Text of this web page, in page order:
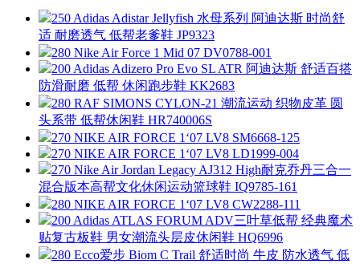
250 Adidas Adistar Jellyfish 水母系列 阿迪达斯 时尚舒
适 耐磨透气 低帮老爹鞋 JP9323
280 Nike Air Force 1 Mid 07 DV0788-001
200 Adidas Adizero Pro Evo SL ATR 阿迪达斯 舒适百搭
防滑耐磨 低帮 休闲跑步鞋 KK2683
280 RAF SIMONS CYLON-21 潮流运动 织物皮革 圆
头系带 低帮休闲鞋 HR740006S
270 NIKE AIR FORCE 1‘07 LV8 SM6668-125
270 NIKE AIR FORCE 1‘07 LV8 LD1999-004
270 Nike Air Jordan Legacy AJ312 High耐克乔丹三合一
混合版本高帮文化休闲运动篮球鞋 IQ9785-161
280 NIKE AIR FORCE 1‘07 LV8 CW2288-111
200 Adidas ATLAS FORUM ADV三叶草低帮 经典魔术
贴复古板鞋 男女潮流头层皮休闲鞋 HQ6996
280 Ecco爱步 Biom C Trail 舒适时尚 牛皮 防水透气 低